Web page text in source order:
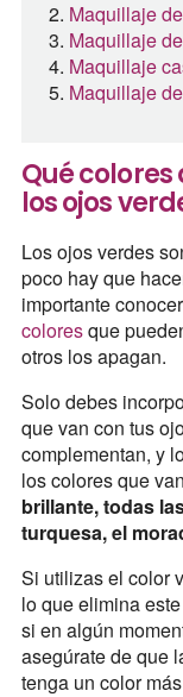
Maquillaje
Maquillaje
Maquillaje
Maquillaje
Qué
los ojos
Los ojos verdes
poco hay que
importante
coloresque
otros los apagan.
Solo debes
que van con tus
complementan, y
los colores que
brillante, todas
turquesa, el
Si utilizas el color
lo que elimina
si en algún
asegúrate de que
tenga un color